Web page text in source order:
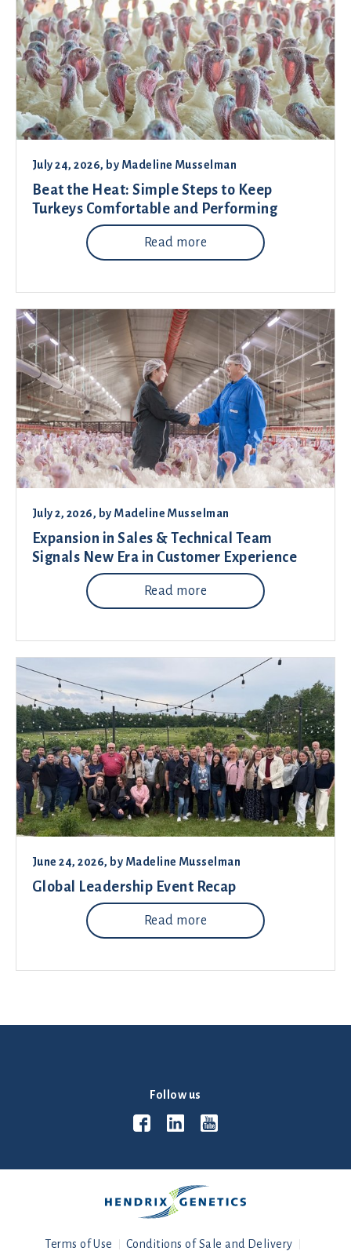
July 24, 2026, by Madeline Musselman
Beat the Heat: Simple Steps to Keep
Turkeys Comfortable and Performing
Read more
July 2, 2026, by Madeline Musselman
Expansion in Sales & Technical Team
Signals New Era in Customer Experience
Read more
June 24, 2026, by Madeline Musselman
Global Leadership Event Recap
Read more
Follow us
Terms of Use Conditions of Sale and Delivery